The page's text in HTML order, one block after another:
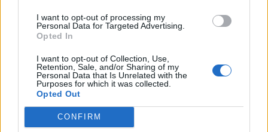
I want to opt-out of processing my
Personal Data for Targeted Advertising.
Opted In
I want to opt-out of Collection, Use,
Retention, Sale, and/or Sharing of my
Personal Data that Is Unrelated with the
Purposes for which it was collected.
Opted Out
CONFIRM
Rzeki świata - co o nich
Czy poznasz państwa świata